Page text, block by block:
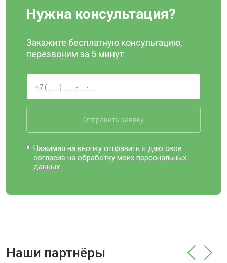
Нужна консультация?
Закажите бесплатную консультацию,
перезвоним за 5 минут
Отправить заявку
Нажимая на кнопку отправить я даю свое
согласие на обработку моихперсональных
данных.
Наши партнёры